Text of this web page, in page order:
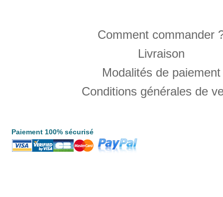
Comment commander
Livraison
Modalités de paiement
Conditions générales de
Paiement 100% sécurisé